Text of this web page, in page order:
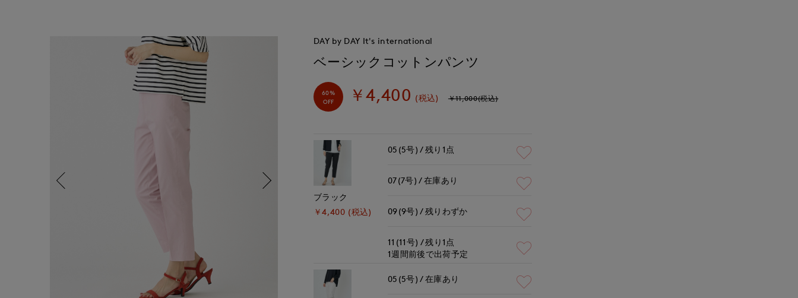
DAY by DAY It's international
ベーシックコットンパンツ
60%
OFF
￥4,400 (税込) ￥11,000(税込)
ブラック
￥4,400 (税込)
05(5号) 残り1点
07(7号) 在庫あり
09(9号) 残りわずか
11(11号)
残り1点
1週間前後で出荷予定
05(5号) 在庫あり